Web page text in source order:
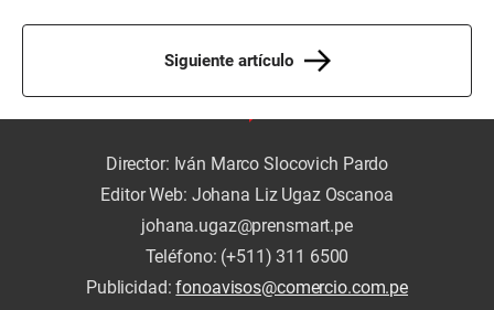
Siguiente artículo
Director: Iván Marco Slocovich Pardo
Editor Web: Johana Liz Ugaz Oscanoa
johana.ugaz@prensmart.pe
Teléfono: (+511) 311 6500
Publicidad:fonoavisos@comercio.com.pe